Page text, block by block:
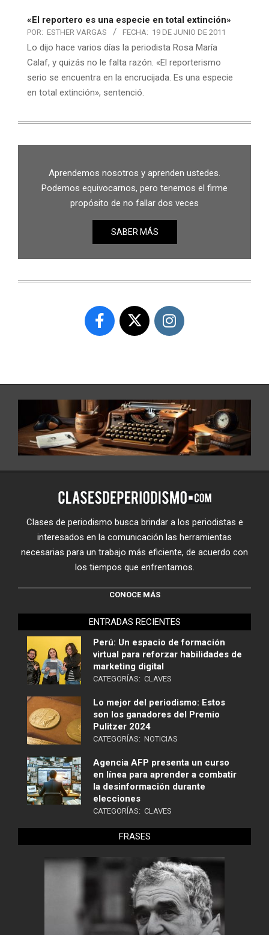
«El reportero es una especie en total extinción»
POR: ESTHER VARGAS FECHA: 19 DE JUNIO DE 2011
Lo dijo hace varios días la periodista Rosa María
Calaf, y quizás no le falta razón. «El reporterismo
serio se encuentra en la encrucijada. Es una especie
en total extinción», sentenció.
Aprendemos nosotros y aprenden ustedes.
Podemos equivocarnos, pero tenemos el firme
propósito de no fallar dos veces
SABER MÁS
Clases de periodismo busca brindar a los periodistas e
interesados en la comunicación las herramientas
necesarias para un trabajo más eficiente, de acuerdo con
los tiempos que enfrentamos.
CONOCE MÁS
ENTRADAS RECIENTES
Perú: Un espacio de formación
virtual para reforzar habilidades de
marketing digital
CATEGORÍAS: CLAVES
Lo mejor del periodismo: Estos
son los ganadores del Premio
Pulitzer 2024
CATEGORÍAS: NOTICIAS
Agencia AFP presenta un curso
en línea para aprender a combatir
la desinformación durante
elecciones
CATEGORÍAS: CLAVES
FRASES